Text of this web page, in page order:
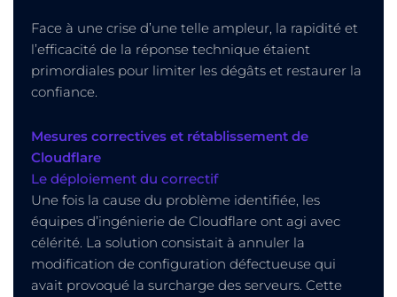
Face à une crise d’une telle ampleur, la rapidité et
l’efficacité de la réponse technique étaient
primordiales pour limiter les dégâts et restaurer la
confiance.
Mesures correctives et rétablissement de
Cloudflare
Le déploiement du correctif
Une fois la cause du problème identifiée, les
équipes d’ingénierie de Cloudflare ont agi avec
célérité. La solution consistait à annuler la
modification de configuration défectueuse qui
avait provoqué la surcharge des serveurs. Cette